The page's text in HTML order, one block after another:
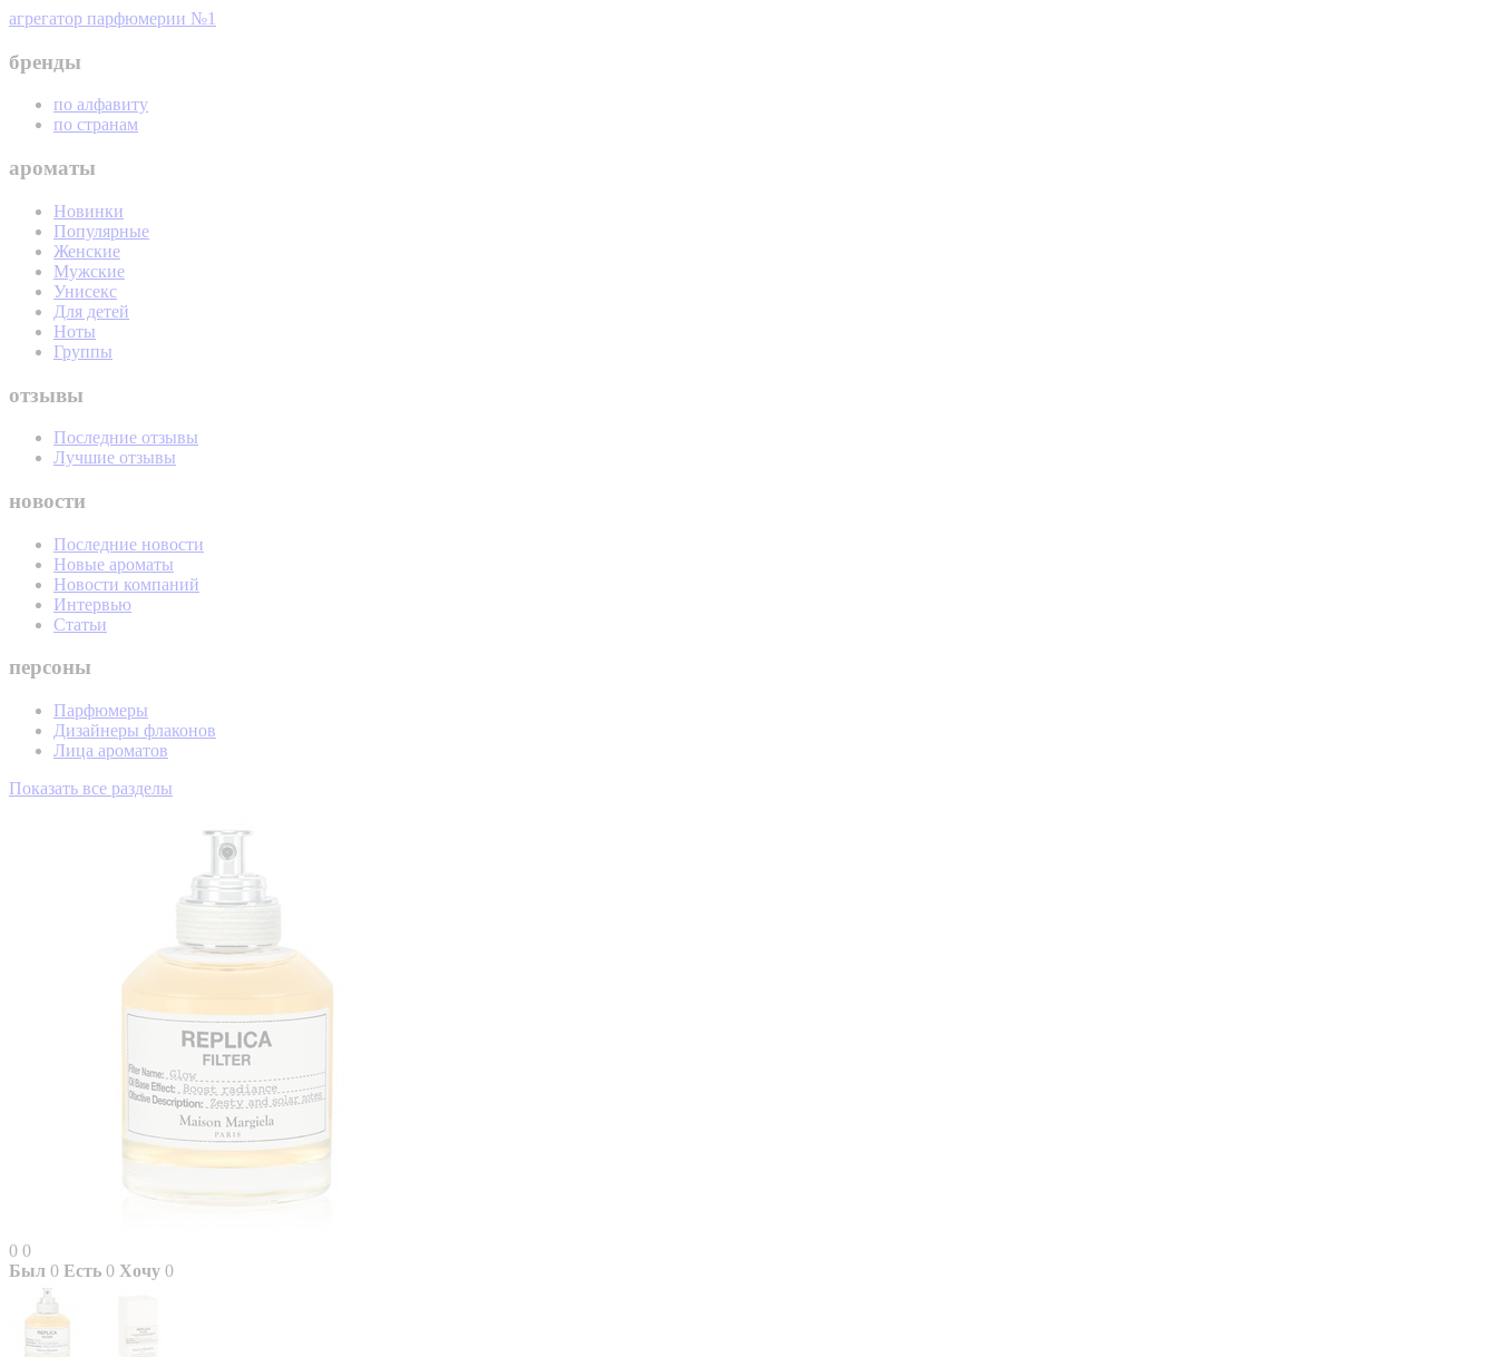
агрегатор парфюмерии №1
бренды
по алфавиту
по странам
ароматы
Новинки
Популярные
Женские
Мужские
Унисекс
Для детей
Ноты
Группы
отзывы
Последние отзывы
Лучшие отзывы
новости
Последние новости
Новые ароматы
Новости компаний
Интервью
Статьи
персоны
Парфюмеры
Дизайнеры флаконов
Лица ароматов
Показать все разделы
0 0
Был 0 Есть 0 Хочу 0